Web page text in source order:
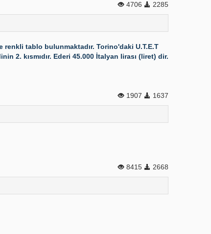
4706 2285
renkli tablo bulunmaktadır. Torino'daki U.T.E.T
2. kısmıdır. Ederi 45.000 İtalyan lirası (liret) dir.
1907 1637
8415 2668